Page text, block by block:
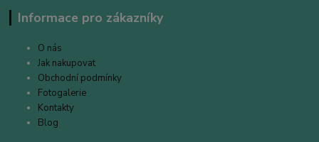
Informace pro zákazníky
O nás
Jak nakupovat
Obchodní podmínky
Fotogalerie
Kontakty
Blog